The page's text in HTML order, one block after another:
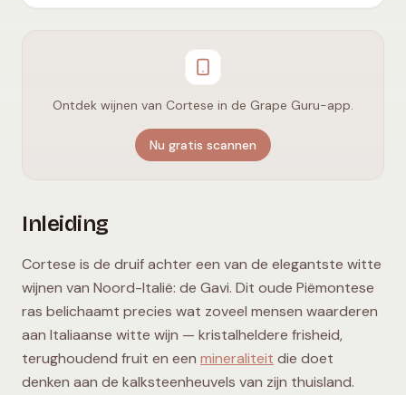
Ontdek wijnen van Cortese in de Grape Guru-app.
Nu gratis scannen
Inleiding
Cortese is de druif achter een van de elegantste witte
wijnen van Noord-Italië: de Gavi. Dit oude Piëmontese
ras belichaamt precies wat zoveel mensen waarderen
aan Italiaanse witte wijn — kristalheldere frisheid,
terughoudend fruit en een mineraliteit die doet
denken aan de kalksteenheuvels van zijn thuisland.